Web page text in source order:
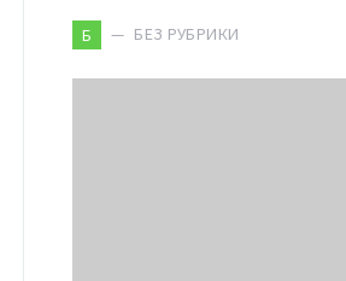
Б БЕЗ РУБРИКИ